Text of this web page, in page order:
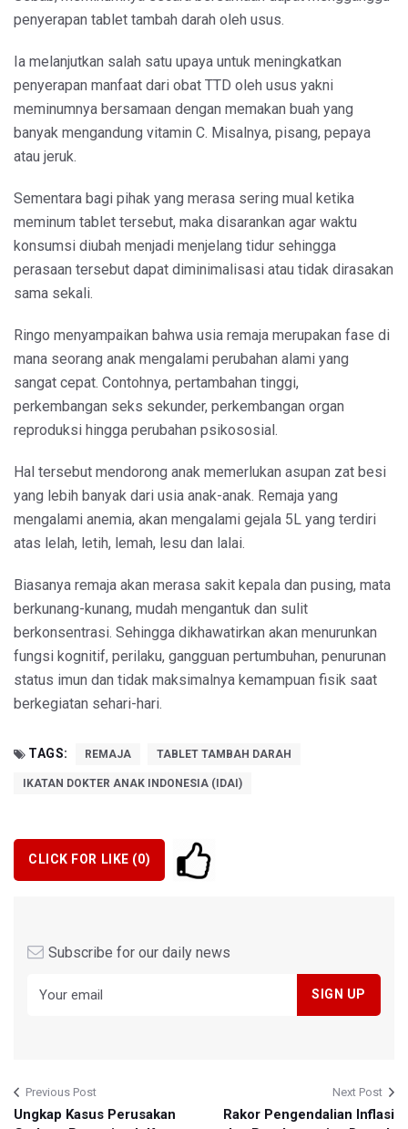
penyerapan tablet tambah darah oleh usus.
Ia melanjutkan salah satu upaya untuk meningkatkan
penyerapan manfaat dari obat TTD oleh usus yakni
meminumnya bersamaan dengan memakan buah yang
banyak mengandung vitamin C. Misalnya, pisang, pepaya
atau jeruk.
Sementara bagi pihak yang merasa sering mual ketika
meminum tablet tersebut, maka disarankan agar waktu
konsumsi diubah menjadi menjelang tidur sehingga
perasaan tersebut dapat diminimalisasi atau tidak dirasakan
sama sekali.
Ringo menyampaikan bahwa usia remaja merupakan fase di
mana seorang anak mengalami perubahan alami yang
sangat cepat. Contohnya, pertambahan tinggi,
perkembangan seks sekunder, perkembangan organ
reproduksi hingga perubahan psikososial.
Hal tersebut mendorong anak memerlukan asupan zat besi
yang lebih banyak dari usia anak-anak. Remaja yang
mengalami anemia, akan mengalami gejala 5L yang terdiri
atas lelah, letih, lemah, lesu dan lalai.
Biasanya remaja akan merasa sakit kepala dan pusing, mata
berkunang-kunang, mudah mengantuk dan sulit
berkonsentrasi. Sehingga dikhawatirkan akan menurunkan
fungsi kognitif, perilaku, gangguan pertumbuhan, penurunan
status imun dan tidak maksimalnya kemampuan fisik saat
berkegiatan sehari-hari.
TAGS: REMAJA TABLET TAMBAH DARAH
IKATAN DOKTER ANAK INDONESIA (IDAI)
CLICK FOR LIKE (0)
Subscribe for our daily news
Previous Post
Ungkap Kasus Perusakan
Next Post
Rakor Pengendalian Inflasi